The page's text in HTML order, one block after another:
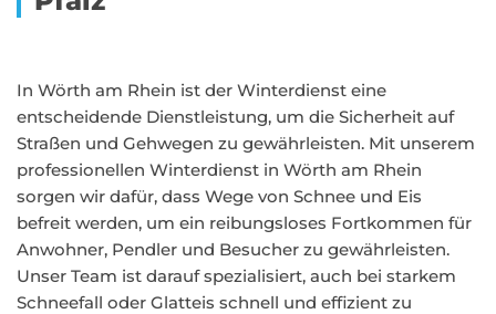
In Wörth am Rhein ist der Winterdienst eine
entscheidende Dienstleistung, um die Sicherheit auf
Straßen und Gehwegen zu gewährleisten. Mit unserem
professionellen Winterdienst in Wörth am Rhein
sorgen wir dafür, dass Wege von Schnee und Eis
befreit werden, um ein reibungsloses Fortkommen für
Anwohner, Pendler und Besucher zu gewährleisten.
Unser Team ist darauf spezialisiert, auch bei starkem
Schneefall oder Glatteis schnell und effizient zu